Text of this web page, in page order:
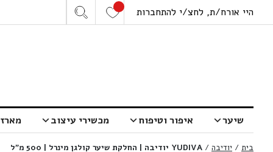
היי אורח/ת, לחצ/י להתחברות
שיער איפור וטיפוח מכשירי עיצוב
בית / יודיבה / YUDIVA יודיבה | החלקת שיער קולגן מינרל | 500 מ”ל